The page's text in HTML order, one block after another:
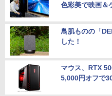
色彩美で映画＆
鳥肌ものの「
した！
マウス、RTX
5,000円オフで